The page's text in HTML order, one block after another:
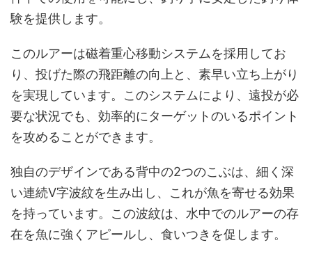
験を提供します。
このルアーは磁着重心移動システムを採用してお
り、投げた際の飛距離の向上と、素早い立ち上がり
を実現しています。このシステムにより、遠投が必
要な状況でも、効率的にターゲットのいるポイント
を攻めることができます。
独自のデザインである背中の2つのこぶは、細く深
い連続V字波紋を生み出し、これが魚を寄せる効果
を持っています。この波紋は、水中でのルアーの存
在を魚に強くアピールし、食いつきを促します。